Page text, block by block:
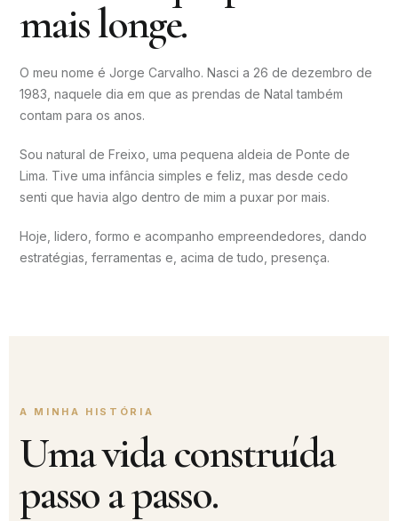
mais longe.
O meu nome é Jorge Carvalho. Nasci a 26 de dezembro de
1983, naquele dia em que as prendas de Natal também
contam para os anos.
Sou natural de Freixo, uma pequena aldeia de Ponte de
Lima. Tive uma infância simples e feliz, mas desde cedo
senti que havia algo dentro de mim a puxar por mais.
Hoje, lidero, formo e acompanho empreendedores, dando
estratégias, ferramentas e, acima de tudo, presença.
A MINHA HISTÓRIA
Uma vida construída
passo a passo.